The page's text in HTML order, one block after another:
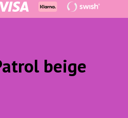
beige